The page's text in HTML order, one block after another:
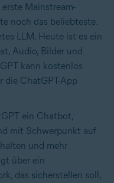
Mainstream-
noch das beliebteste.
LLM. Heute ist es ein
Audio, Bilder und
kann kostenlos
die ChatGPT-App
ein Chatbot,
mit Schwerpunkt auf
und mehr
über ein
das sicherstellen soll,